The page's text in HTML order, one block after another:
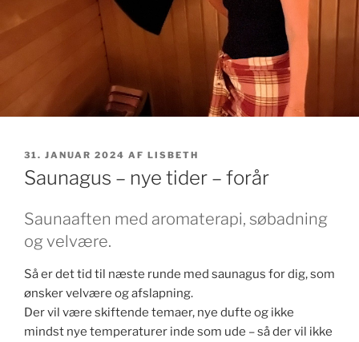
UDGIVET
DEN
31. JANUAR 2024 AF LISBETH
Saunagus – nye tider – forår
Saunaaften med aromaterapi, søbadning
og velvære.
Så er det tid til næste runde med saunagus for dig, som
ønsker velvære og afslapning.
Der vil være skiftende temaer, nye dufte og ikke
mindst nye temperaturer inde som ude – så der vil ikke